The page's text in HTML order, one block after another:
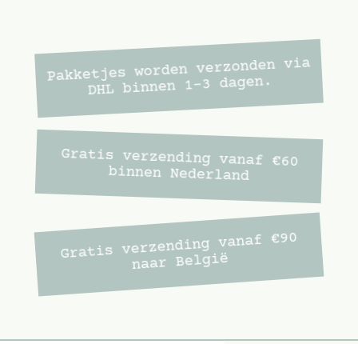
Pakketjes worden verzonden via
DHL binnen 1-3 dagen.
Gratis verzending vanaf €60
binnen Nederland
Gratis verzending vanaf €90
naar België